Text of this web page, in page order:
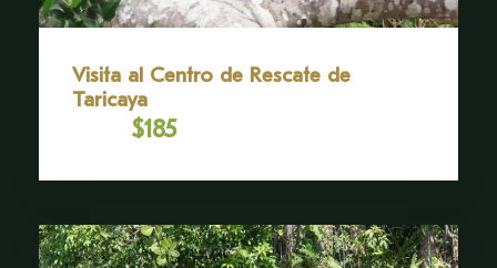
Mañanas de 8:30 a 11:30 (horario puede variar
Visita al Centro de Rescate de
Taricaya
$185